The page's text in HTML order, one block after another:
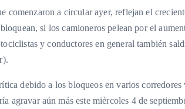
comenzaron a circular ayer, reflejan el
si los camioneros pelean por el
y conductores en general también
debido a los bloqueos en varios corredores
agravar aún más este miércoles 4 de